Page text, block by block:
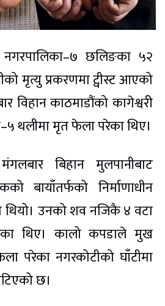
छलिङका ५२
मृत्यु प्रकरणमा ट्वीस्ट आएको
विहान काठमाडौंको कागेश्वरी
थलीमा मृत फेला परेका थिए।
बिहान मुलपानीबाट
बायाँतर्फको निर्माणाधीन
थियो। उनको शव नजिकै ४ वटा
थिए। कालो कपडाले मुख
परेका नगरकोटीको घाँटीमा
छ।